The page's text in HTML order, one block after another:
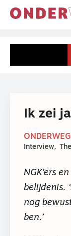
Ik zei
Interview
NGK’ers
belijdenis.
nog
ben.’